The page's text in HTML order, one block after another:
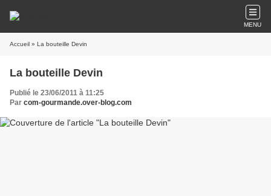
MENU
Accueil » La bouteille Devin
La bouteille Devin
Publié le 23/06/2011 à 11:25
Par com-gourmande.over-blog.com